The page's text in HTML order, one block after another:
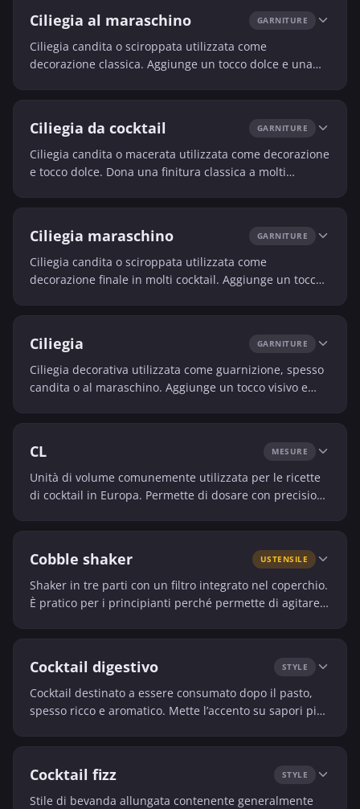
Ciliegia al maraschino GARNITURE
Ciliegia candita o sciroppata utilizzata come
decorazione classica. Aggiunge un tocco dolce e una
Ciliegia da cocktail GARNITURE
Ciliegia candita o macerata utilizzata come decorazione
e tocco dolce. Dona una finitura classica a molti
Ciliegia maraschino GARNITURE
Ciliegia candita o sciroppata utilizzata come
decorazione finale in molti cocktail. Aggiunge un tocco
Ciliegia GARNITURE
Ciliegia decorativa utilizzata come guarnizione, spesso
candita o al maraschino. Aggiunge un tocco visivo e
CL MESURE
Unità di volume comunemente utilizzata per le ricette
di cocktail in Europa. Permette di dosare con precisione
Cobble shaker USTENSILE
Shaker in tre parti con un filtro integrato nel coperchio.
È pratico per i principianti perché permette di agitare e
Cocktail digestivo STYLE
Cocktail destinato a essere consumato dopo il pasto,
spesso ricco e aromatico. Mette l’accento su sapori più
Cocktail fizz STYLE
Stile di bevanda allungata contenente generalmente